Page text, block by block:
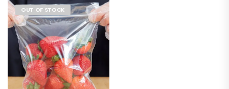
OUT OF STOCK